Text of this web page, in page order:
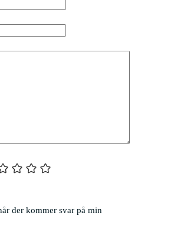
der kommer svar på min